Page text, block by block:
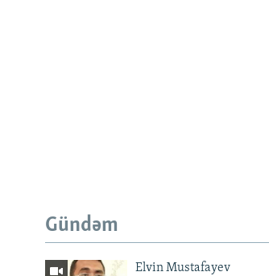
Gündəm
Elvin Mustafayev